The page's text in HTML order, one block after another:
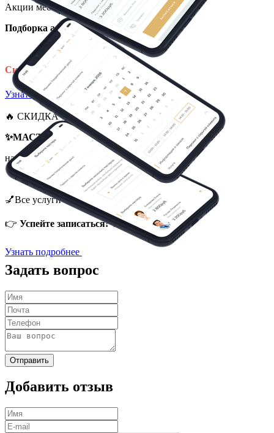
Акции месяца!
Подборка акций на август!
🌷
Скидки до 30% на услуги!
Узнать подробнее
🔥 СКИДКА 70% НА МАНИКЮР!
✨МАСТЕР-УЧЕНИКМазанова Анастасия
набирает моделей
💅Все услуги – от маникюра до моделирования!
👉 Успейте записаться!🔥
Узнать подробнее
Задать вопрос
Отправить
Добавить отзыв